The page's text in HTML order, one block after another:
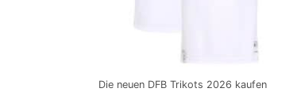
Die neuen DFB Trikots 2026 kaufen